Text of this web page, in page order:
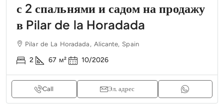
с 2 спальнями и садом на продажу
в Pilar de la Horadada
Pilar de La Horadada, Alicante, Spain
2 67 м² 10/2026
Call Эл. адрес